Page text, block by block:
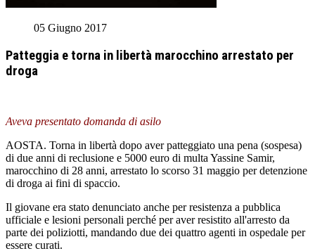
05 Giugno 2017
Patteggia e torna in libertà marocchino arrestato per
droga
Aveva presentato domanda di asilo
AOSTA. Torna in libertà dopo aver patteggiato una pena (sospesa)
di due anni di reclusione e 5000 euro di multa Yassine Samir,
marocchino di 28 anni, arrestato lo scorso 31 maggio per detenzione
di droga ai fini di spaccio.
Il giovane era stato denunciato anche per resistenza a pubblica
ufficiale e lesioni personali perché per aver resistito all'arresto da
parte dei poliziotti, mandando due dei quattro agenti in ospedale per
essere curati.